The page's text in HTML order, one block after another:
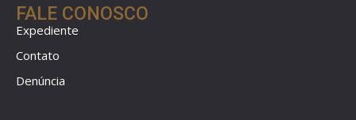
FALE CONOSCO
Expediente
Contato
Denúncia